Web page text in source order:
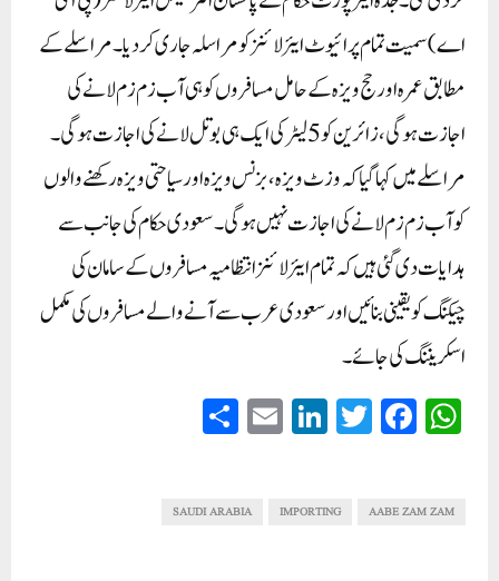
اے ) سمیت تمام پرائیوٹ ایئر لائنز کو مراسلہ جاری کردیا۔مراسلے کے
مطابق عمرہ اور حج ویزہ کے حامل مسافروں کو ہی آب زم زم لانے کی
اجازت ہوگی، زائرین کو 5لیٹر کی ایک ہی بوتل لانے کی اجازت ہوگی۔
مراسلے میں کہا گیا کہ وزٹ ویزہ، بزنس ویزہ اور سیاحتی ویزہ رکھنے والوں
کو آب زم زم لانے کی اجازت نہیں ہوگی۔سعودی حکام کی جانب سے
ہدایات دی گئی ہیں کہ تمام ایئر لائنز انتظامیہ مسافروں کے سامان کی
چیکنگ کو یقینی بنائیں اور سعودی عرب سے آنے والے مسافروں کی مکمل
اسکریننگ کی جائے۔
W
ha
A
Fa
ce
ok
T
wi
r
Li
nk
In
E
m
AABE ZAM ZAM
IMPORTING
SAUDI ARABIA